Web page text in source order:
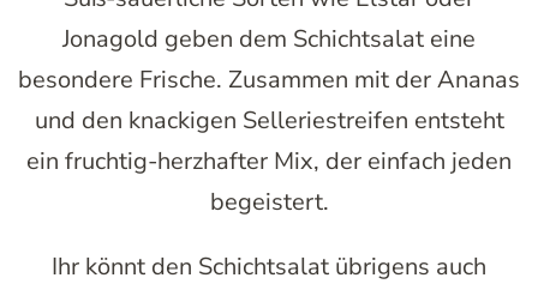
Jonagold geben dem Schichtsalat eine
besondere Frische. Zusammen mit der Ananas
und den knackigen Selleriestreifen entsteht
ein fruchtig-herzhafter Mix, der einfach jeden
begeistert.
Ihr könnt den Schichtsalat übrigens auch